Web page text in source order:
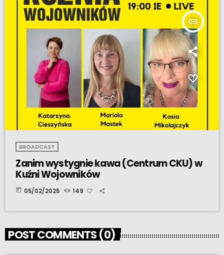
insert_link
BROADCAST
Zanim wystygnie kawa (Centrum CKU) w
Kuźni Wojowników
today 05/02/2025 149
POST COMMENTS (0)